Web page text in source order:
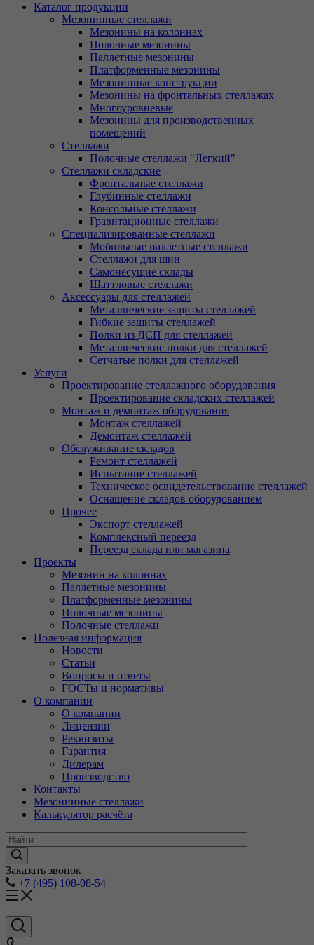
Каталог продукции
Мезонинные стеллажи
Мезонины на колоннах
Полочные мезонины
Паллетные мезонины
Платформенные мезонины
Мезонинные конструкции
Мезонины на фронтальных стеллажах
Многоуровневые
Мезонины для производственных
помещений
Стеллажи
Полочные стеллажи "Легкий"
Стеллажи складские
Фронтальные стеллажи
Глубинные стеллажи
Консольные стеллажи
Гравитационные стеллажи
Специализированные стеллажи
Мобильные паллетные стеллажи
Стеллажи для шин
Самонесущие склады
Шаттловые стеллажи
Аксессуары для стеллажей
Металлические защиты стеллажей
Гибкие защиты стеллажей
Полки из ДСП для стеллажей
Металлические полки для стеллажей
Сетчатые полки для стеллажей
Услуги
Проектирование стеллажного оборудования
Проектирование складских стеллажей
Монтаж и демонтаж оборудования
Монтаж стеллажей
Демонтаж стеллажей
Обслуживание складов
Ремонт стеллажей
Испытание стеллажей
Техническое освидетельствование стеллажей
Оснащение складов оборудованием
Прочее
Экспорт стеллажей
Комплексный переезд
Переезд склада или магазина
Проекты
Мезонин на колоннах
Паллетные мезонины
Платформенные мезонины
Полочные мезонины
Полочные стеллажи
Полезная информация
Новости
Статьи
Вопросы и ответы
ГОСТы и нормативы
О компании
О компании
Лицензии
Реквизиты
Гарантия
Дилерам
Производство
Контакты
Мезонинные стеллажи
Калькулятор расчёта
Заказать звонок
+7 (495) 108-08-54